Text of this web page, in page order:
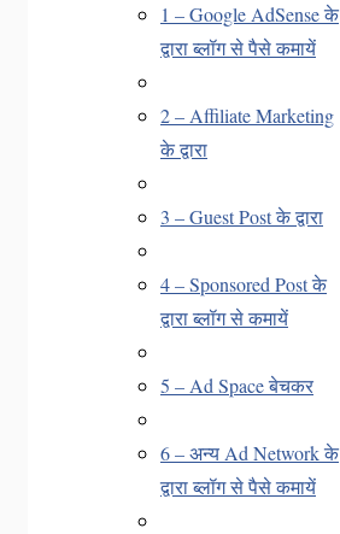
1 – Google AdSense के
द्वारा ब्लॉग से पैसे कमायें
2 – Affiliate Marketing
के द्वारा
3 – Guest Post के द्वारा
4 – Sponsored Post के
द्वारा ब्लॉग से कमायें
5 – Ad Space बेचकर
6 – अन्य Ad Network के
द्वारा ब्लॉग से पैसे कमायें